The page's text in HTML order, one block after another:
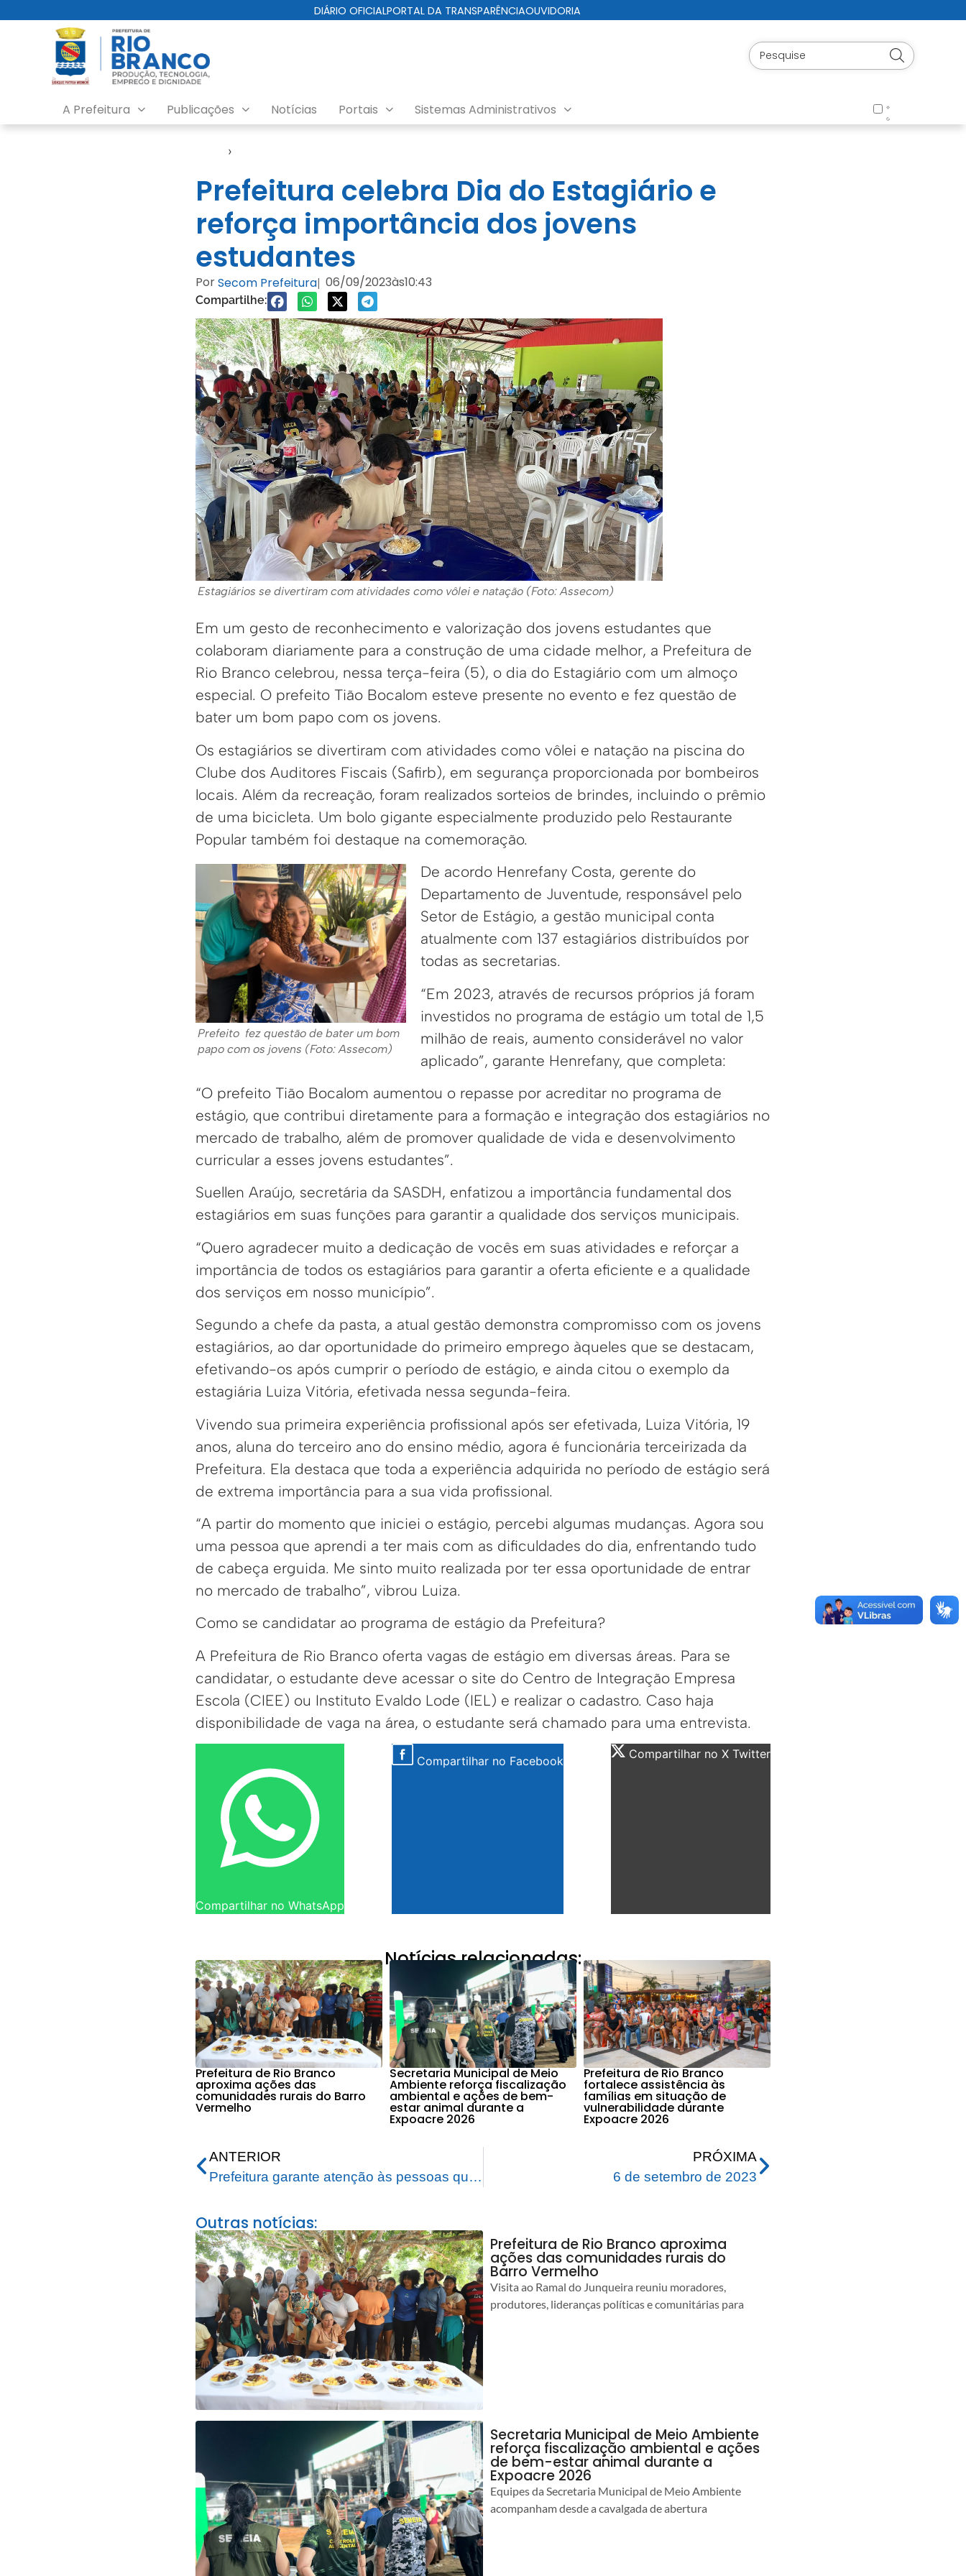
DIÁRIO OFICIALPORTAL DA TRANSPARÊNCIAOUVIDORIA
A Prefeitura Publicações Notícias Portais Sistemas Administrativos
›
Prefeitura celebra Dia do Estagiário e
reforça importância dos jovens
estudantes
PorSecom Prefeitura| 06/09/2023às10:43
Compartilhe:
Estagiários se divertiram com atividades como vôlei e natação (Foto: Assecom)
Em um gesto de reconhecimento e valorização dos jovens estudantes que
colaboram diariamente para a construção de uma cidade melhor, a Prefeitura de
Rio Branco celebrou, nessa terça-feira (5), o dia do Estagiário com um almoço
especial. O prefeito Tião Bocalom esteve presente no evento e fez questão de
bater um bom papo com os jovens.
Os estagiários se divertiram com atividades como vôlei e natação na piscina do
Clube dos Auditores Fiscais (Safirb), em segurança proporcionada por bombeiros
locais. Além da recreação, foram realizados sorteios de brindes, incluindo o prêmio
de uma bicicleta. Um bolo gigante especialmente produzido pelo Restaurante
Popular também foi destaque na comemoração.
Prefeito fez questão de bater um bom
papo com os jovens (Foto: Assecom)
De acordo Henrefany Costa, gerente do
Departamento de Juventude, responsável pelo
Setor de Estágio, a gestão municipal conta
atualmente com 137 estagiários distribuídos por
todas as secretarias.
“Em 2023, através de recursos próprios já foram
investidos no programa de estágio um total de 1,5
milhão de reais, aumento considerável no valor
aplicado”, garante Henrefany, que completa:
“O prefeito Tião Bocalom aumentou o repasse por acreditar no programa de
estágio, que contribui diretamente para a formação e integração dos estagiários no
mercado de trabalho, além de promover qualidade de vida e desenvolvimento
curricular a esses jovens estudantes”.
Suellen Araújo, secretária da SASDH, enfatizou a importância fundamental dos
estagiários em suas funções para garantir a qualidade dos serviços municipais.
“Quero agradecer muito a dedicação de vocês em suas atividades e reforçar a
importância de todos os estagiários para garantir a oferta eficiente e a qualidade
dos serviços em nosso município”.
Segundo a chefe da pasta, a atual gestão demonstra compromisso com os jovens
estagiários, ao dar oportunidade do primeiro emprego àqueles que se destacam,
efetivando-os após cumprir o período de estágio, e ainda citou o exemplo da
estagiária Luiza Vitória, efetivada nessa segunda-feira.
Vivendo sua primeira experiência profissional após ser efetivada, Luiza Vitória, 19
anos, aluna do terceiro ano do ensino médio, agora é funcionária terceirizada da
Prefeitura. Ela destaca que toda a experiência adquirida no período de estágio será
de extrema importância para a sua vida profissional.
“A partir do momento que iniciei o estágio, percebi algumas mudanças. Agora sou
uma pessoa que aprendi a ter mais com as dificuldades do dia, enfrentando tudo
de cabeça erguida. Me sinto muito realizada por ter essa oportunidade de entrar
no mercado de trabalho”, vibrou Luiza.
Como se candidatar ao programa de estágio da Prefeitura?
A Prefeitura de Rio Branco oferta vagas de estágio em diversas áreas. Para se
candidatar, o estudante deve acessar o site do Centro de Integração Empresa
Escola (CIEE) ou Instituto Evaldo Lode (IEL) e realizar o cadastro. Caso haja
disponibilidade de vaga na área, o estudante será chamado para uma entrevista.
Compartilhar no WhatsApp
Compartilhar no Facebook Compartilhar no X Twitter
Notícias relacionadas:
Prefeitura de Rio Branco
aproxima ações das
comunidades rurais do Barro
Vermelho
Secretaria Municipal de Meio
Ambiente reforça fiscalização
ambiental e ações de bem-
estar animal durante a
Expoacre 2026
Prefeitura de Rio Branco
fortalece assistência às
famílias em situação de
vulnerabilidade durante
Expoacre 2026
ANTERIOR
Prefeitura garante atenção às pessoas que sofrem Alzheimer em Rio Branco
PRÓXIMA
6 de setembro de 2023
Outras notícias:
Prefeitura de Rio Branco aproxima
ações das comunidades rurais do
Barro Vermelho
Visita ao Ramal do Junqueira reuniu moradores,
produtores, lideranças políticas e comunitárias para
Secretaria Municipal de Meio Ambiente
reforça fiscalização ambiental e ações
de bem-estar animal durante a
Expoacre 2026
Equipes da Secretaria Municipal de Meio Ambiente
acompanham desde a cavalgada de abertura